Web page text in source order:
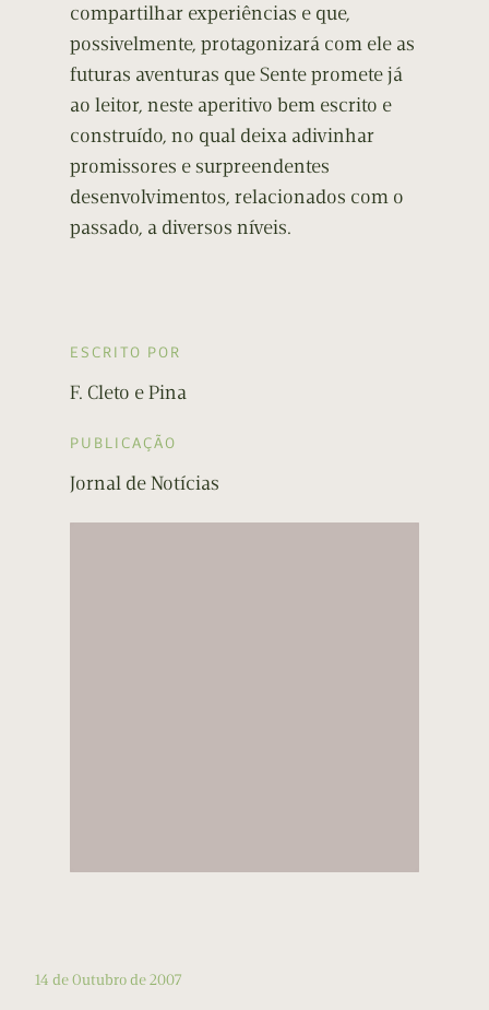
compartilhar experiências e que,
possivelmente, protagonizará com ele as
futuras aventuras que Sente promete já
ao leitor, neste aperitivo bem escrito e
construído, no qual deixa adivinhar
promissores e surpreendentes
desenvolvimentos, relacionados com o
passado, a diversos níveis.
ESCRITO POR
F. Cleto e Pina
PUBLICAÇÃO
Jornal de Notícias
14 de Outubro de 2007